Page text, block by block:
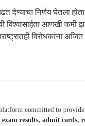
देण्याचा निर्णय घेतला
आणखी कमी
विरोधकांना
committed to
exam results, admit cards,